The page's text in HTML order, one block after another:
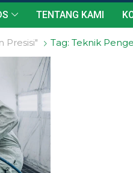
TENTANG KAMI
Presisi" Tag: Teknik